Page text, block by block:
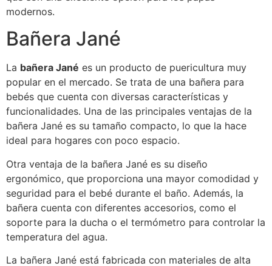
modernos.
Bañera Jané
La bañera Jané es un producto de puericultura muy
popular en el mercado. Se trata de una bañera para
bebés que cuenta con diversas características y
funcionalidades. Una de las principales ventajas de la
bañera Jané es su tamaño compacto, lo que la hace
ideal para hogares con poco espacio.
Otra ventaja de la bañera Jané es su diseño
ergonómico, que proporciona una mayor comodidad y
seguridad para el bebé durante el baño. Además, la
bañera cuenta con diferentes accesorios, como el
soporte para la ducha o el termómetro para controlar la
temperatura del agua.
La bañera Jané está fabricada con materiales de alta